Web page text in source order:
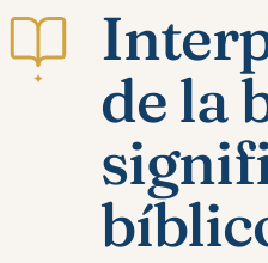
✦
de la